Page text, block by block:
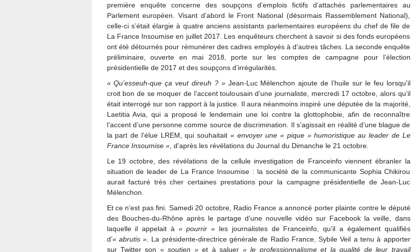
première enquête concerne des soupçons d’emplois fictifs d’attachés parlementaires au
Parlement européen. Visant d’abord le Front National (désormais Rassemblement National),
celle-ci s’était élargie à quatre anciens assistants parlementaires européens du chef de file de
La France Insoumise en juillet 2017. Les enquêteurs cherchent à savoir si des fonds européens
ont été détournés pour rémunérer des cadres employés à d’autres tâches. La seconde enquête
préliminaire, ouverte en mai 2018, porte sur les comptes de campagne pour l’élection
présidentielle de 2017 et des soupçons d’irrégularités.
« Qu’esseuh-que ça veut direuh ? »Jean-Luc Mélenchon ajoute de l’huile sur le feu lorsqu’il
croit bon de se moquer de l’accent toulousain d’une journaliste, mercredi 17 octobre, alors qu’il
était interrogé sur son rapport à la justice. Il aura néanmoins inspiré une députée de la majorité,
Laetitia Avia, qui a proposé le lendemain une loi contre la glottophobie, afin de reconnaître
l’accent d’une personne comme source de discrimination. Il s’agissait en réalité d’une blague de
la part de l’élue LREM, qui souhaitait « envoyer une « pique » humoristique au leader de Le
France Insoumise », d’après les révélations du Journal du Dimanche le 21 octobre.
Le 19 octobre, des révélations de la cellule investigation de Franceinfo viennent ébranler la
situation de leader de La France Insoumise : la société de la communicante Sophia Chikirou
aurait facturé très cher certaines prestations pour la campagne présidentielle de Jean-Luc
Mélenchon.
Et ce n’est pas fini. Samedi 20 octobre, Radio France a annoncé porter plainte contre le député
des Bouches-du-Rhône après le partage d’une nouvelle vidéo sur Facebook la veille, dans
laquelle il appelait à « pourrir » les journalistes de Franceinfo, qu’il a également qualifiés
d’« abrutis » . La présidente-directrice générale de Radio France, Sybile Veil a tenu à apporter
sur Twitter son « soutien »et à saluer « le professionnalisme et la qualité de leur travail